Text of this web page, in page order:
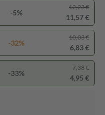
-5%
12,23 €
11,57 €
-32%
10,03 €
6,83 €
-33%
7,38 €
4,95 €